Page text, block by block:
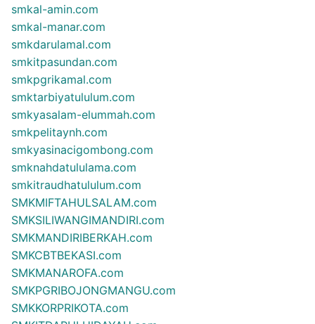
smkal-amin.com
smkal-manar.com
smkdarulamal.com
smkitpasundan.com
smkpgrikamal.com
smktarbiyatululum.com
smkyasalam-elummah.com
smkpelitaynh.com
smkyasinacigombong.com
smknahdatululama.com
smkitraudhatululum.com
SMKMIFTAHULSALAM.com
SMKSILIWANGIMANDIRI.com
SMKMANDIRIBERKAH.com
SMKCBTBEKASI.com
SMKMANAROFA.com
SMKPGRIBOJONGMANGU.com
SMKKORPRIKOTA.com